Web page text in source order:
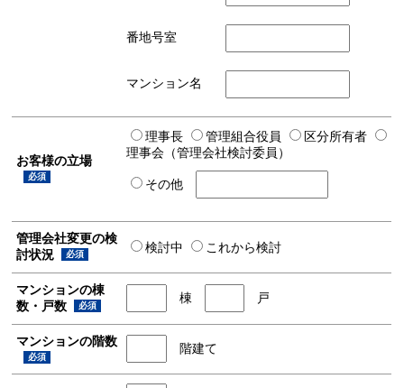
番地号室
マンション名
お客様の立場
必須
理事長 管理組合役員
区分所有者
理事会（管理会社検討委員）
その他
管理会社変更の検
討状況
必須 検討中 これから検討
マンションの棟
数・戸数
必須
棟 戸
マンションの階数
必須
階建て